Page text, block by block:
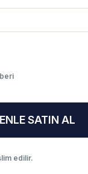
SATIN AL
edilir.